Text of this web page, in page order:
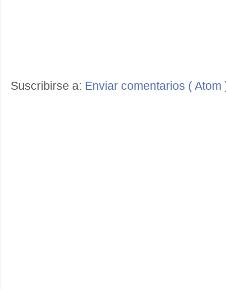
Suscribirse a: Enviar comentarios ( Atom